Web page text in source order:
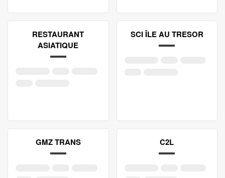
RESTAURANT
ASIATIQUE
SCI ÎLE AU TRESOR
GMZ TRANS C2L